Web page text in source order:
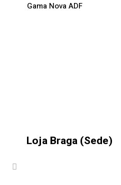
Gama Nova ADF
Loja Braga (Sede)